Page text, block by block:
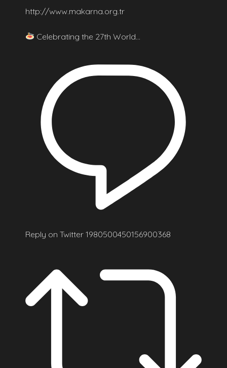
http://www.makarna.org.tr
Celebrating the 27th World…
Reply on Twitter 1980500450156900368